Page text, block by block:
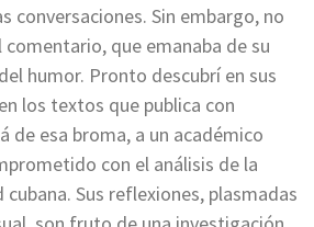
conversaciones. Sin embargo, no
que emanaba de su
humor. Pronto descubrí en sus
los textos que publica con
de esa broma, a un académico
con el análisis de la
Sus reflexiones, plasmadas